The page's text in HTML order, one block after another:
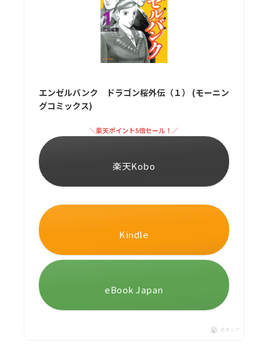
エンゼルバンク ドラゴン桜外伝（１） (モーニン
グコミックス)
Kindle
＼楽天ポイント5倍セール！／
楽天Kobo
eBook Japan
ポチップ